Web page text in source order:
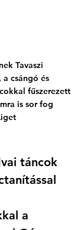
Tavaszi
csángó és
fűszerezett
is sor fog
táncok
a